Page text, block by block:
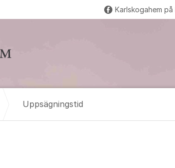
Karlskogahem
Uppsägningstid